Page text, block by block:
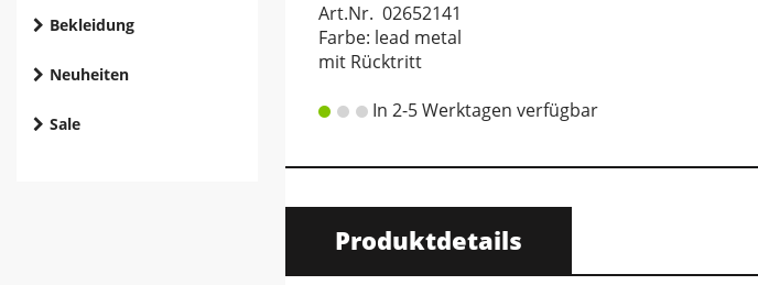
Bekleidung
Neuheiten
Sale
Art.Nr. 02652141
Farbe: lead metal
mit Rücktritt
In 2-5 Werktagen verfügbar
Produktdetails